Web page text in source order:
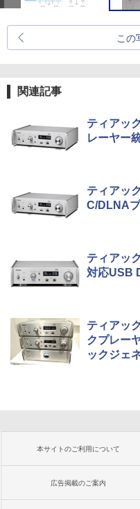
この
関連記事
ティアッ
レーヤー
ティアッ
C/DLNA
ティアッ
対応USB
ティアッ
クプレー
ックジェ
本サイトのご利用について
広告掲載のご案内